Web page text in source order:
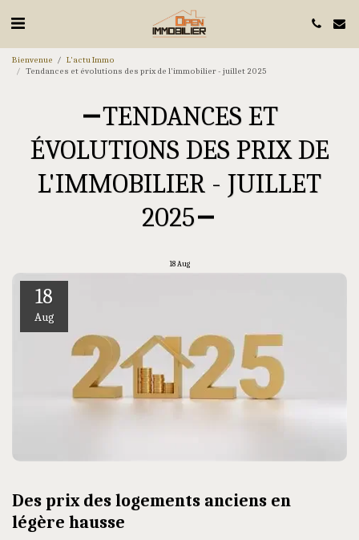
Bienvenue
L'actu Immo
Tendances et évolutions des prix de l'immobilier - juillet 2025
TENDANCES ET
ÉVOLUTIONS DES PRIX DE
L'IMMOBILIER - JUILLET
2025
18 Aug
18
Aug
Des prix des logements anciens en
légère hausse